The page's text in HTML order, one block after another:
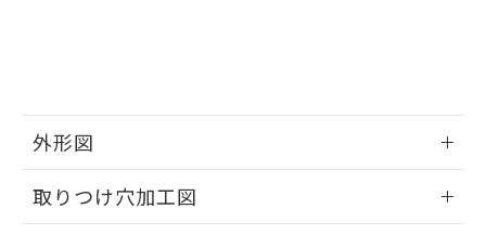
外形図
取りつけ穴加工図
指します。
51物質の非含有証明書（当社基準）
※本証明書は発行日時点で非含有を証明す
るもので、過去に遡って非含有を証明する
ものではありません。
また、RoHS指令のフタル酸エステル類４